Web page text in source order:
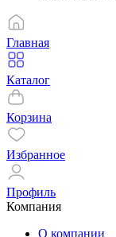
Главная
Каталог
Корзина
Избранное
Профиль
Компания
О компании